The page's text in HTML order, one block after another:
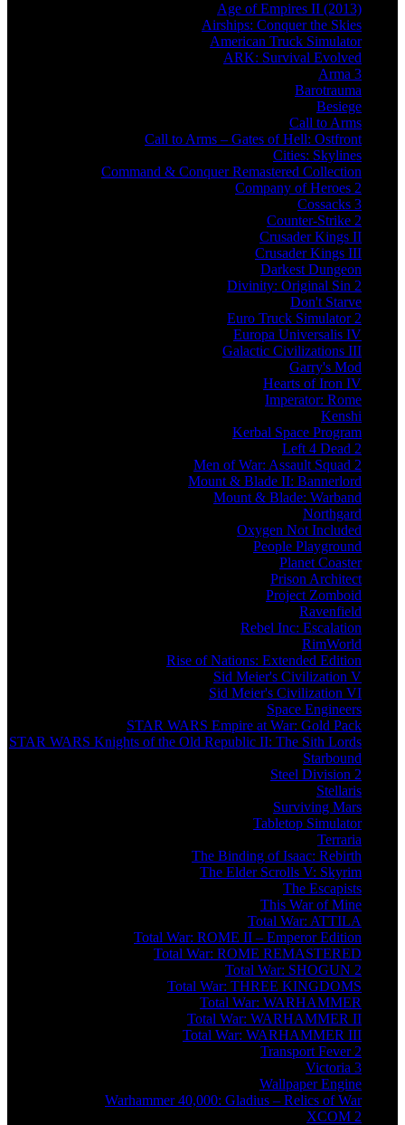
Age of Empires II (2013)
Airships: Conquer the Skies
American Truck Simulator
ARK: Survival Evolved
Arma 3
Barotrauma
Besiege
Call to Arms
Call to Arms – Gates of Hell: Ostfront
Cities: Skylines
Command & Conquer Remastered Collection
Company of Heroes 2
Cossacks 3
Counter-Strike 2
Crusader Kings II
Crusader Kings III
Darkest Dungeon
Divinity: Original Sin 2
Don't Starve
Euro Truck Simulator 2
Europa Universalis IV
Galactic Civilizations III
Garry's Mod
Hearts of Iron IV
Imperator: Rome
Kenshi
Kerbal Space Program
Left 4 Dead 2
Men of War: Assault Squad 2
Mount & Blade II: Bannerlord
Mount & Blade: Warband
Northgard
Oxygen Not Included
People Playground
Planet Coaster
Prison Architect
Project Zomboid
Ravenfield
Rebel Inc: Escalation
RimWorld
Rise of Nations: Extended Edition
Sid Meier's Civilization V
Sid Meier's Civilization VI
Space Engineers
STAR WARS Empire at War: Gold Pack
STAR WARS Knights of the Old Republic II: The Sith Lords
Starbound
Steel Division 2
Stellaris
Surviving Mars
Tabletop Simulator
Terraria
The Binding of Isaac: Rebirth
The Elder Scrolls V: Skyrim
The Escapists
This War of Mine
Total War: ATTILA
Total War: ROME II – Emperor Edition
Total War: ROME REMASTERED
Total War: SHOGUN 2
Total War: THREE KINGDOMS
Total War: WARHAMMER
Total War: WARHAMMER II
Total War: WARHAMMER III
Transport Fever 2
Victoria 3
Wallpaper Engine
Warhammer 40,000: Gladius – Relics of War
XCOM 2